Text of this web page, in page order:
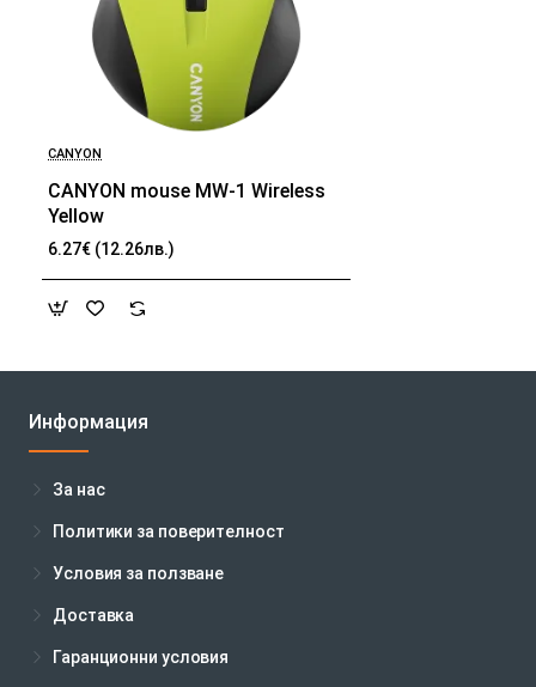
CANYON
CANYON mouse MW-1 Wireless
Yellow
6.27€ (12.26лв.)
Информация
За нас
Политики за поверителност
Условия за ползване
Доставка
Гаранционни условия